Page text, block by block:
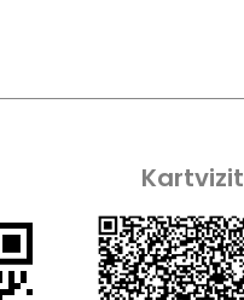
Kartvizit